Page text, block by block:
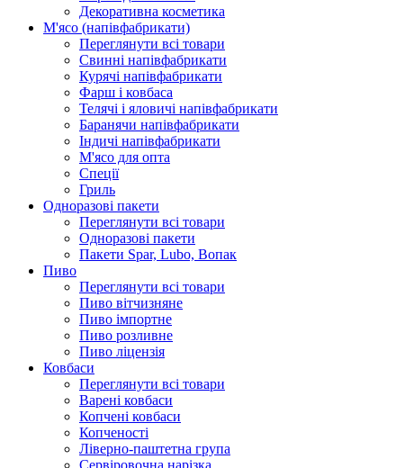
Декоративна косметика
М'ясо (напiвфабрикати)
Переглянути всі товари
Свиннi напiвфабрикати
Курячi напiвфабрикати
Фарш i ковбаса
Телячi i яловичi напiвфабрикати
Баранячи напiвфабрикати
Iндичi напiвфабрикати
М'ясо для опта
Спеції
Гриль
Одноразові пакети
Переглянути всі товари
Одноразові пакети
Пакети Spar, Lubo, Вопак
Пиво
Переглянути всі товари
Пиво вітчизняне
Пиво імпортне
Пиво розливне
Пиво ліцензія
Ковбаси
Переглянути всі товари
Варені ковбаси
Копчені ковбаси
Копченості
Ліверно-паштетна група
Сервіровочна нарізка